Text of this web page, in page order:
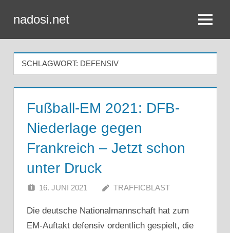
Inhalt
springen
nadosi.net Menü
SCHLAGWORT: DEFENSIV
Fußball-EM 2021: DFB-
Niederlage gegen
Frankreich – Jetzt schon
unter Druck
16. JUNI 2021 TRAFFICBLAST
Die deutsche Nationalmannschaft hat zum
EM-Auftakt defensiv ordentlich gespielt, die